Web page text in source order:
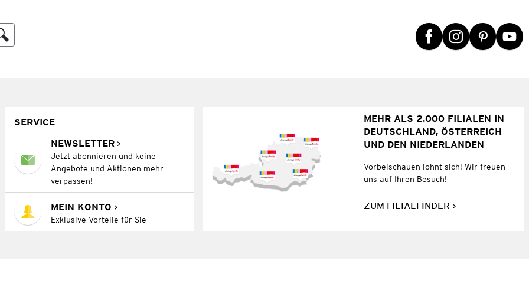
SERVICE
NEWSLETTER
Jetzt abonnieren und keine
Angebote und Aktionen mehr
verpassen!
MEIN KONTO
Exklusive Vorteile für Sie
MEHR ALS 2.000 FILIALEN IN
DEUTSCHLAND, ÖSTERREICH
UND DEN NIEDERLANDEN
Vorbeischauen lohnt sich! Wir freuen
uns auf Ihren Besuch!
ZUM FILIALFINDER